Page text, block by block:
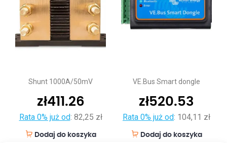
Shunt 1000A/50mV
zł411.26
Rata 0% już od: 82,25 zł
Dodaj do koszyka
VE.Bus Smart dongle
zł520.53
Rata 0% już od: 104,11 zł
Dodaj do koszyka